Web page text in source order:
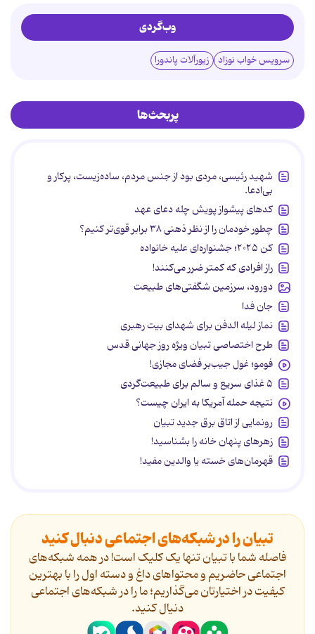
وب‌گردی
سرویس خواب نوزاد زیورآلات پاندورا
پربحث‌ها
شهید رئیسی، مردی بود از جنس مردم، ساده‌زیست، پرکار و
بی‌ادعا.
کدهای پیشواز پویش چله دعای عهد
چطور خودمان را از نظر ذهنی ۳۸ برابر قوی‌تر کنیم؟
کن ۲۰۲۵؛ جشنواره‌ای علیه خانواده
راز افرادی که کمتر ضرر می‌کنند!
دورود، سرزمین شگفتی‌های طبیعت
جان فدا
نماز لیله الدفن برای شهدای بیت رهبری
طرح اختصاصی تبیان ویژه روز جهانی قدس
فومو؛ غول جیب‌بر فضای مجازی!
۵ غذای سریع و سالم برای طبیعت‌گردی
نتیجه حمله آمریکا به ایران چیست؟
رونمایی از اتاق برق جدید تبیان
زهرهای پنهان خانه را بشناسید!
قهرمان‌های خسته یا والدین مفید!
تبیان را در شبکه‌های اجتماعی دنبال کنید
فاصله شما با تبیان تنها یک کلیک است! در همه شبکه‌های
اجتماعی حاضریم و محتواهای داغ و دسته اول را با بهترین
کیفیت در اختیارتان می‌گذاریم؛ ما را در شبکه‌های اجتماعی
دنیال کنید.